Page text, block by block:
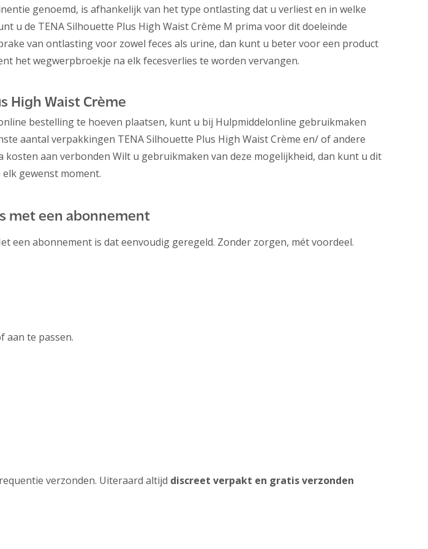
genoemd, is afhankelijk van het type ontlasting dat u verliest en in welke
u de TENA Silhouette Plus High Waist Crème M prima voor dit doeleinde
van ontlasting voor zowel feces als urine, dan kunt u beter voor een product
het wegwerpbroekje na elk fecesverlies te worden vervangen.
High Waist Crème
bestelling te hoeven plaatsen, kunt u bij Hulpmiddelonline gebruikmaken
aantal verpakkingen TENA Silhouette Plus High Waist Crème en/ of andere
aan verbonden Wilt u gebruikmaken van deze mogelijkheid, dan kunt u dit
gewenst moment.
met een abonnement
een abonnement is dat eenvoudig geregeld. Zonder zorgen, mét voordeel.
aan te passen.
verzonden. Uiteraard altijd discreet verpakt en gratis verzonden